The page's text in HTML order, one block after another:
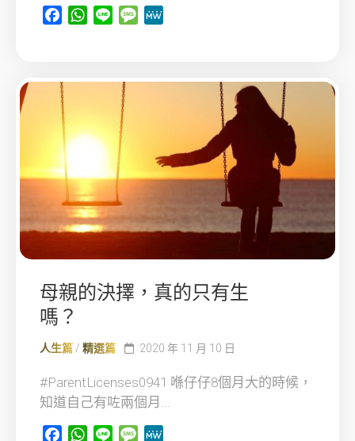
FacebookWhatsApp
Line Message
母親的決擇，真的只有生
嗎？
人生篇 / 精選篇 2020 年 11 月 10 日
#ParentLicenses0941 喺仔仔8個月大的時候，
知道自己有咗兩個月...
FacebookWhatsApp
Line Message